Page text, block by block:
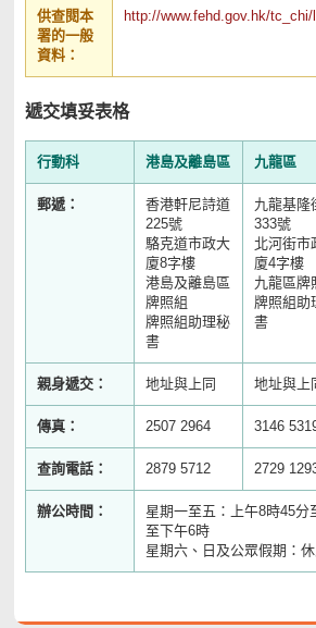
供查閱本
署的一般
資料：
http://www.fehd.gov.hk/
遞交填妥表格
行動科 港島及離島區 九龍區
郵遞：
香港軒尼詩道
225號
駱克道市政大
廈8字樓
港島及離島區
牌照組
牌照組助理秘
書
九龍基隆
333號
北河街市
廈4字樓
九龍區牌
牌照組助
書
親身遞交： 地址與上同 地址與上
傳真： 2507 2964 3146
查詢電話： 2879 5712 2729
辦公時間：
星期一至五：上午8時45分
至下午6時
星期六、日及公眾假期：